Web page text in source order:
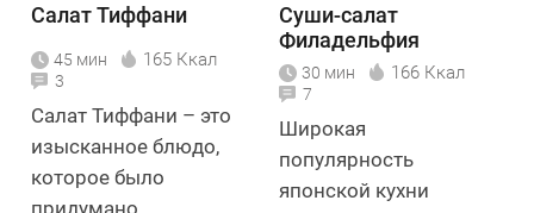
Салат Тиффани
45 мин 165 Ккал
3
Салат Тиффани – это
изысканное блюдо,
которое было
придумано
Суши-салат
Филадельфия
30 мин 166 Ккал
7
Широкая
популярность
японской кухни